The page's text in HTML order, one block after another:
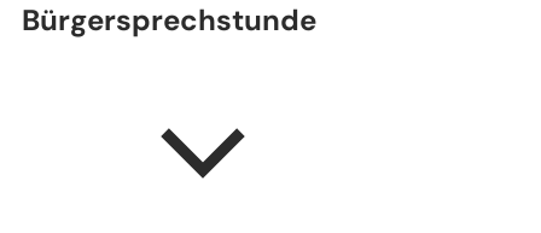
Bürgersprechstunde